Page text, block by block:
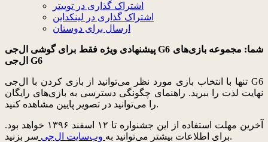
اشتراک گذاری در توییتر
اشتراک گذاری در لینکداین
ارسال برای دوستان
پیشنهادی ویژه فقط برای گوشی ال‌جی G6 شما: مجموعه بازی‌های
ال‌جی G6
تنها با انتخاب بازی مورد نظر می‌توانید از بازی کردن با ال‌جی G6
نهایت لذت را ببرید. راهنمای چگونگی دسترسی به بازی‌های رایگان
را می‌توانید در تصویر پایین مشاهده کنید.
آخرین مهلت استفاده از این جشنواره تا ۱۲ اسفند ۱۳۹۶ خواهد بود.
برای اطلاعات بیشتر می‌توانید به وب‌سایت ال‌جی سر بزنید.